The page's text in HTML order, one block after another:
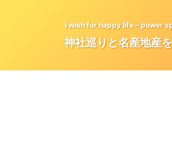
I wish for happy life～power
神社巡りと名産地産